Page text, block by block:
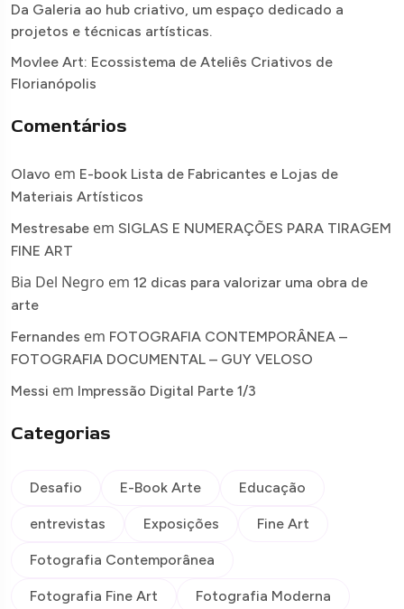
Da Galeria ao hub criativo, um espaço dedicado a
projetos e técnicas artísticas.
Movlee Art: Ecossistema de Ateliês Criativos de
Florianópolis
Comentários
Olavo em E-book Lista de Fabricantes e Lojas de
Materiais Artísticos
Mestresabe em SIGLAS E NUMERAÇÕES PARA TIRAGEM
FINE ART
Bia Del Negro em 12 dicas para valorizar uma obra de
arte
Fernandes em FOTOGRAFIA CONTEMPORÂNEA –
FOTOGRAFIA DOCUMENTAL – GUY VELOSO
Messi em Impressão Digital Parte 1/3
Categorias
Desafio E-Book Arte Educação
entrevistas Exposições Fine Art
Fotografia Contemporânea
Fotografia Fine Art Fotografia Moderna